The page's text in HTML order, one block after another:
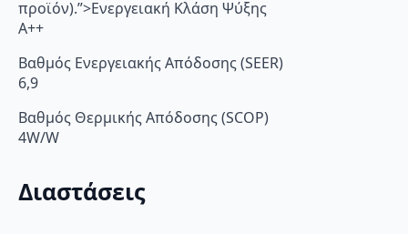
προϊόν).”>Ενεργειακή Κλάση Ψύξης
A++
Βαθμός Ενεργειακής Απόδοσης (SEER)
6,9
Βαθμός Θερμικής Απόδοσης (SCOP)
4W/W
Διαστάσεις